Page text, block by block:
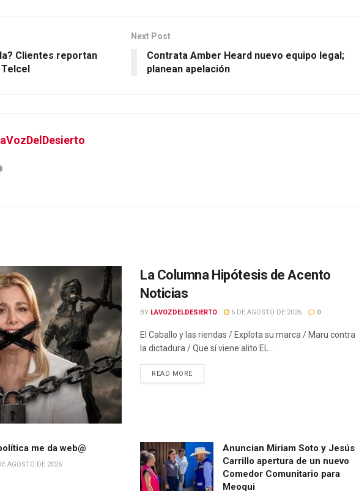
Clientes reportan
Telcel
Next Post
Contrata Amber Heard nuevo equipo legal;
planean apelación
La Columna Hipótesis de Acento
Noticias
BY LAVOZDELDESIERTO 6 DE AGOSTO DE 2026 0
El Caballo y las riendas / Explota su marca / Maru contra
la dictadura / Que sí viene alito EL...
READ MORE
me da web@
AGOSTO DE 2026
Anuncian Miriam Soto y Jesús
Carrillo apertura de un nuevo
Comedor Comunitario para
Meoqui